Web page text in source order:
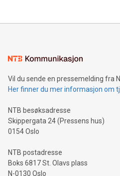
Vil du sende en pressemelding fra
Her finner du mer informasjon om
NTB besøksadresse
Skippergata 24 (Pressens hus)
0154 Oslo
NTB postadresse
Boks 6817 St. Olavs plass
N-0130 Oslo